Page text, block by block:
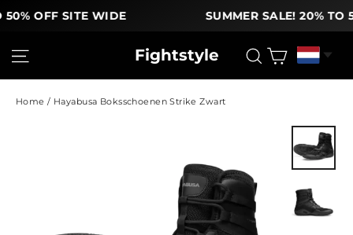
OFF SITE WIDE SUMMER SALE! 20% TO
naar
inhoud
Fightstyle Zoek
Home / Hayabusa Boksschoenen Strike Zwart